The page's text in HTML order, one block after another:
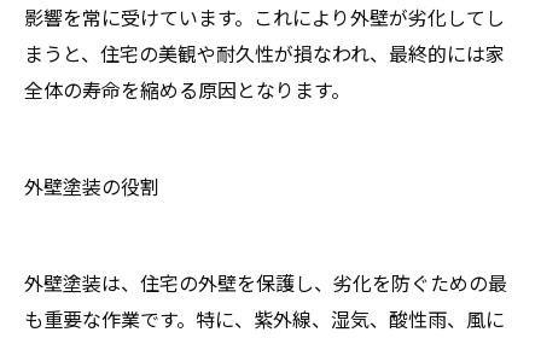
影響を常に受けています。これにより外壁が劣化してし
まうと、住宅の美観や耐久性が損なわれ、最終的には家
全体の寿命を縮める原因となります。
外壁塗装の役割
外壁塗装は、住宅の外壁を保護し、劣化を防ぐための最
も重要な作業です。特に、紫外線、湿気、酸性雨、風に